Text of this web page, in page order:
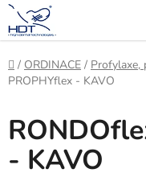
Přejít
na
obsah
Domů
/ ORDINACE / Profylaxe,
PROPHYflex - KAVO
- KAVO